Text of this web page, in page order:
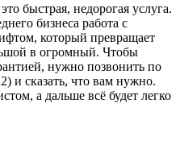
быстрая, недорогая услуга.
бизнеса работа с
который превращает
в огромный. Чтобы
нужно позвонить по
и сказать, что вам нужно.
а дальше всё будет легко